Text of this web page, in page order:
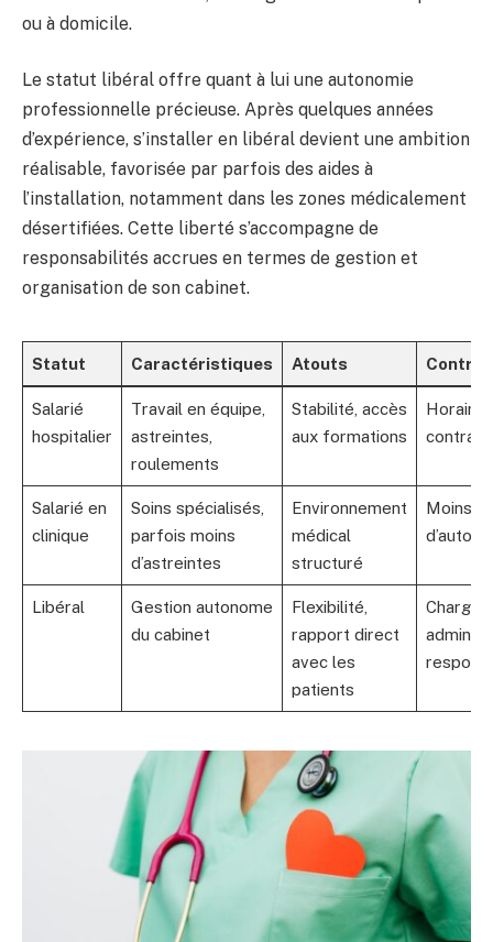
ou à domicile.
Le statut libéral offre quant à lui une autonomie
professionnelle précieuse. Après quelques années
d’expérience, s’installer en libéral devient une ambition
réalisable, favorisée par parfois des aides à
l’installation, notamment dans les zones médicalement
désertifiées. Cette liberté s’accompagne de
responsabilités accrues en termes de gestion et
organisation de son cabinet.
Statut Caractéristiques Atouts
Salarié
hospitalier
Travail en équipe,
astreintes,
roulements
Stabilité, accès
aux formations
Horaires
Salarié en
clinique
Soins spécialisés,
parfois moins
d’astreintes
Environnement
médical
structuré
Moins
Libéral
Gestion autonome
du cabinet
Flexibilité,
rapport direct
avec les
patients
Charge